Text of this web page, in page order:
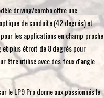
driving/combo offre une
de conduite (42 degrés) et
les applications en champ proche
et plus étroit de 8 degrés pour
être utilisé avec des feux d'angle
le LP9 Pro donne aux passionnés le